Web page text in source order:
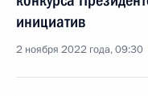
инициатив
2 ноября 2022 года, 09:30